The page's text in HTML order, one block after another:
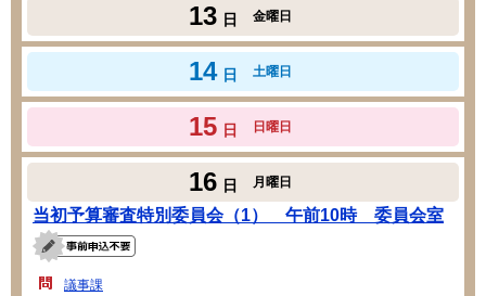
13 日 金曜日
14 日 土曜日
15 日 日曜日
16 日 月曜日
当初予算審査特別委員会（1） 午前10時 委員会室
議事課